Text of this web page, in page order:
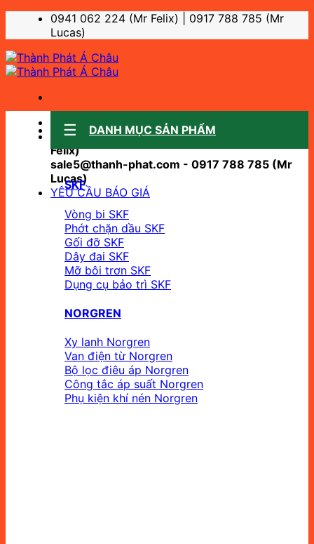
dung
0941 062 224 (Mr Felix) | 0917 788 785 (Mr
Lucas)
Sale support:
sale10@thanh-phat.com - 0941 062 224 (Mr
Felix)
sale5@thanh-phat.com - 0917 788 785 (Mr
Lucas)
YÊU CẦU BÁO GIÁ
DANH MỤC SẢN PHẨM
SKF
Vòng bi SKF
Phớt chặn dầu SKF
Gối đỡ SKF
Dây đai SKF
Mỡ bôi trơn SKF
Dụng cụ bảo trì SKF
NORGREN
Xy lanh Norgren
Van điện từ Norgren
Bộ lọc điêu áp Norgren
Công tắc áp suất Norgren
Phụ kiện khí nén Norgren